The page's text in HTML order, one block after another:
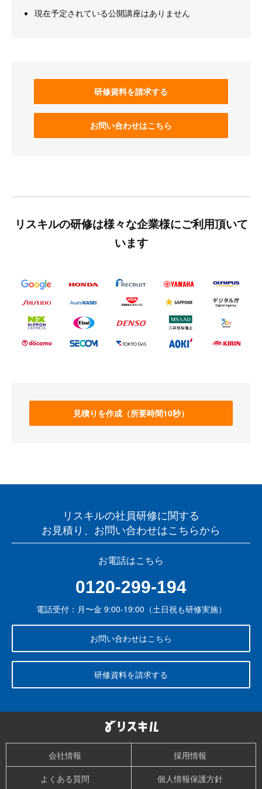
現在予定されている公開講座はありません
研修資料を請求する
お問い合わせはこちら
リスキルの研修は様々な企業様にご利用頂いて
います
見積りを作成（所要時間10秒）
リスキルの社員研修に関する
お見積り、お問い合わせはこちらから
お電話はこちら
0120-299-194
電話受付：月〜金 9:00-19:00（土日祝も研修実施）
お問い合わせはこちら
研修資料を請求する
会社情報
採用情報
よくある質問
個人情報保護方針